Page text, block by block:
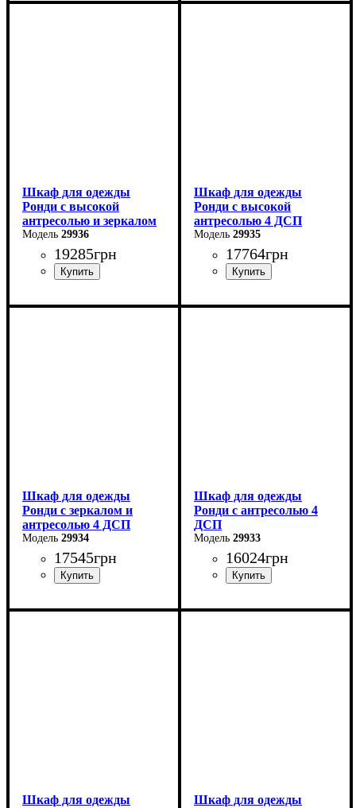
Ширина: 255 см
Ширина: 240 см
Шкаф для одежды
Ронди с высокой
антресолью и зеркалом
4 ДСП 29936
19285грн
Ширина: 160 см
Шкаф для одежды
Ронди с высокой
антресолью 4 ДСП
29935
17764грн
Ширина: 160 см
Шкаф для одежды
Ронди с зеркалом и
антресолью 4 ДСП
29934
17545грн
Ширина: 160 см
Шкаф для одежды
Ронди с антресолью 4
ДСП
29933
16024грн
Ширина: 160 см
Шкаф для одежды
Шкаф для одежды